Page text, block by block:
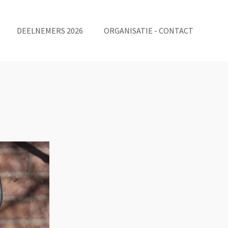
DEELNEMERS 2026 ORGANISATIE - CONTACT